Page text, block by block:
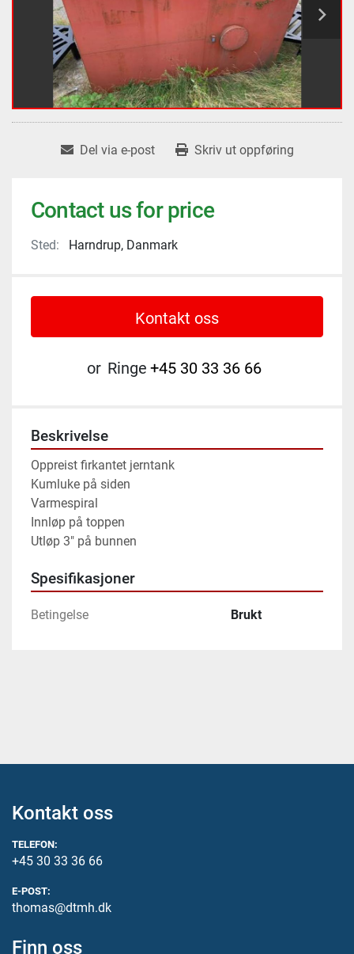
Del via e-post Skriv ut oppføring
Contact us for price
Sted: Harndrup, Danmark
Kontakt oss
or Ringe +45 30 33 36 66
Beskrivelse
Oppreist firkantet jerntank
Kumluke på siden
Varmespiral
Innløp på toppen
Utløp 3" på bunnen
Spesifikasjoner
Betingelse Brukt
Kontakt oss
TELEFON:
+45 30 33 36 66
E-POST:
thomas@dtmh.dk
Finn oss